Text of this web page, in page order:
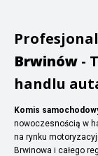
Brwinów -
handlu
Komis
nowoczesnością w
na rynku
Brwinowa i całego